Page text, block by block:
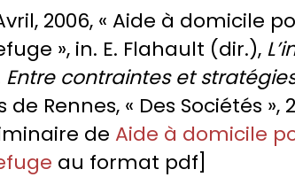
2006, « Aide à domicile
», in. E. Flahault (dir.),
contraintes et
Rennes, « Des Sociétés »,
de Aide à domicile
au format pdf]